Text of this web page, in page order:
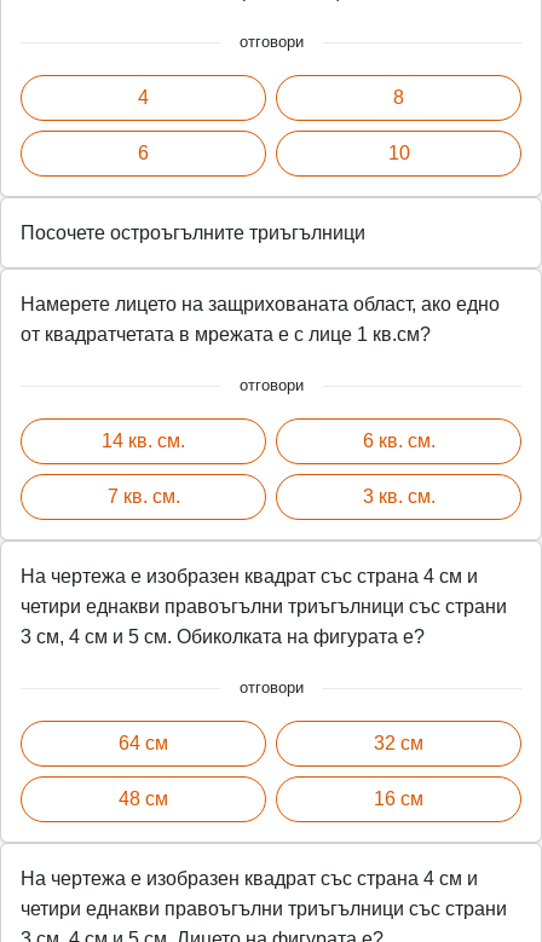
отговори
4
6
8
10
Посочете остроъгълните триъгълници
Намерете лицето на защрихованата област, ако едно
от квадратчетата в мрежата е с лице 1 кв.см?
отговори
14 кв. см.
7 кв. см.
6 кв. см.
3 кв. см.
На чертежа е изобразен квадрат със страна 4 см и
четири еднакви правоъгълни триъгълници със страни
3 см, 4 см и 5 см. Обиколката на фигурата е?
отговори
64 см
48 см
32 см
16 см
На чертежа е изобразен квадрат със страна 4 см и
четири еднакви правоъгълни триъгълници със страни